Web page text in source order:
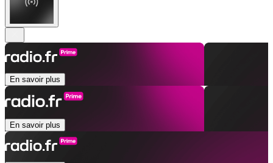
En savoir plus
En savoir plus